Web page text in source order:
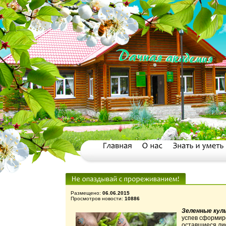
Размещено: 06.06.2015
Просмотров новости: 10886
Зеленные
успев